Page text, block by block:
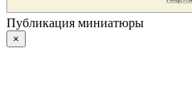
Публикация миниатюры
×